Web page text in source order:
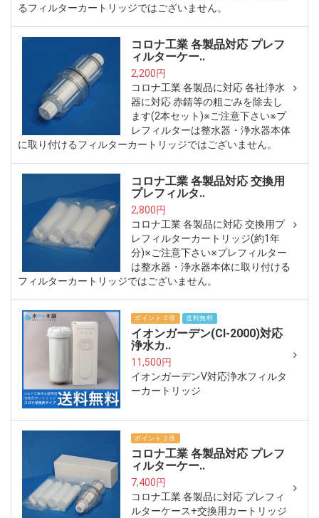
るフィルターカートリッジではございません。
コロナ工業 各製品対応 プレフ
ィルターケー..
2,200円
コロナ工業 各製品に対応 各社浄水
器に対応 赤錆等の粗ごみを除去し
ます(2本セット)※ご注意下さい※プ
レフィルターは整水器・浄水器本体
に取り付けるフィルターカートリッジではございません。
コロナ工業 各製品対応 交換用
プレフィルタ..
2,800円
コロナ工業 各製品に対応 交換用プ
レフィルターカートリッジ(約1年
分)※ご注意下さい※プレフィルター
は整水器・浄水器本体に取り付ける
フィルターカートリッジではございません。
ポイント２倍 送料無料
イオンガーデン(CI-2000)対応
浄水カ..
11,500円
イオンガーデンV対応浄水フィルタ
ーカートリッジ
ポイント２倍
コロナ工業 各製品対応 プレフ
ィルターケー..
7,400円
コロナ工業 各製品に対応 プレフィ
ルターケース+交換用カートリッジ